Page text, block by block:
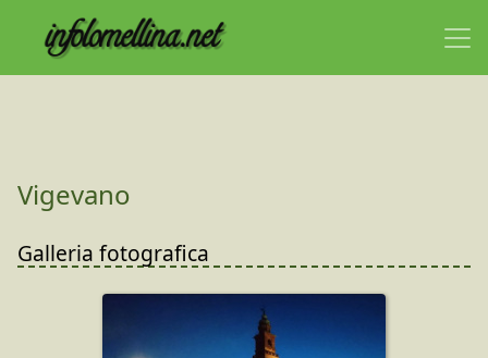
Vigevano
Galleria fotografica